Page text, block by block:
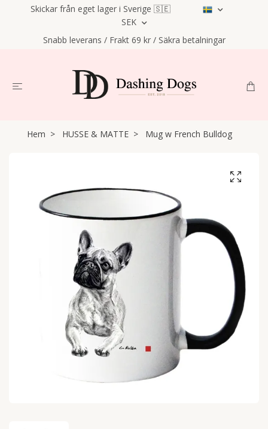
Skickar från eget lager i Sverige 🇸🇪
SEK
Snabb leverans / Frakt 69 kr / Säkra betalningar
Hem HUSSE & MATTE Mug w French Bulldog